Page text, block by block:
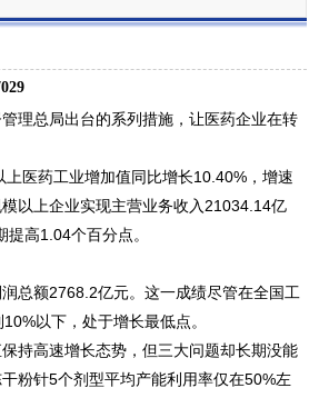
理总局出台的系列措施，让医药企业在转
医药工业增加值同比增长10.40%，增速
以上企业实现主营业务收入21034.14亿
高1.04个百分点。
额2768.2亿元。这一成绩尽管在全国工
以下，处于增长最低点。
高速增长态势，但三大问题却长期没能
粉针5个剂型平均产能利用率仅在50%左